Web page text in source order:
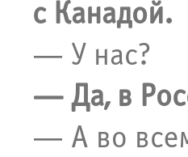
с Канадой.
— У нас?
— Да, в
— А во